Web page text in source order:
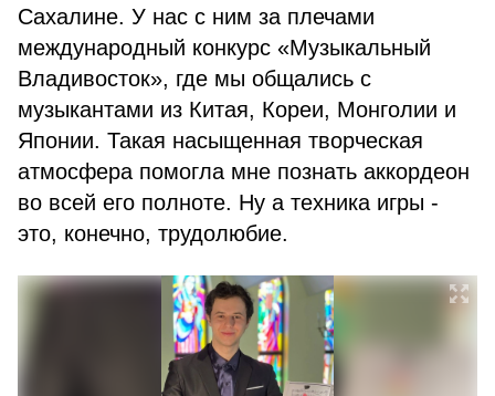
Сахалине. У нас с ним за плечами
международный конкурс «Музыкальный
Владивосток», где мы общались с
музыкантами из Китая, Кореи, Монголии и
Японии. Такая насыщенная творческая
атмосфера помогла мне познать аккордеон
во всей его полноте. Ну а техника игры -
это, конечно, трудолюбие.